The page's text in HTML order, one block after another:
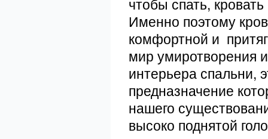
Именно поэтому
комфортной и
мир умиротворения
интерьера спальни,
предназначение
нашего
высоко поднятой